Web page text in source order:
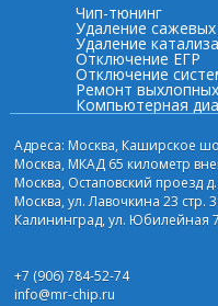
Чип-тюнинг
Удаление
Удаление
Отключение ЕГР
Отключение
Ремонт
Компьютерная
Адреса: Москва, Каширское
Москва, МКАД 65 километр
Москва, Остаповский проезд
Москва, ул. Лавочкина 23 стр.
Калининград, ул. Юбилейная
+7 (906) 784-52-74
info@mr-chip.ru